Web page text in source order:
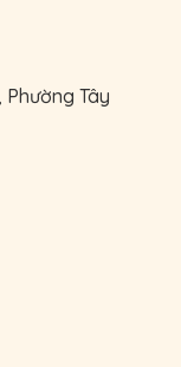
Phường Tây